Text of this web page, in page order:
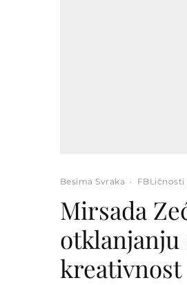
Besima Svraka · FBLičnosti
Mirsada
otklanjanju
kreativnost